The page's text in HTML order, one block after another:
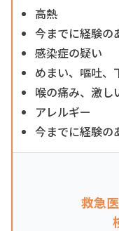
高熱
今までに経験の
感染症の疑い
めまい、嘔吐、
喉の痛み、激し
アレルギー
今までに経験の
救急